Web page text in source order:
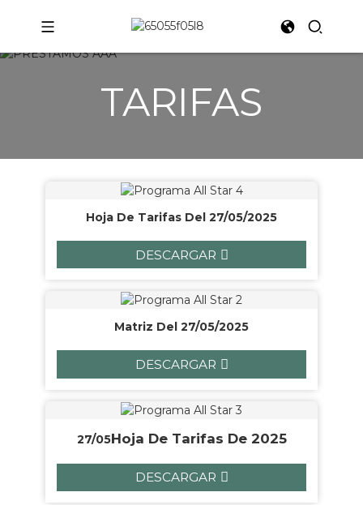
TARIFAS
Hoja De Tarifas Del 27/05/2025
DESCARGAR
Matriz Del 27/05/2025
DESCARGAR
27/05Hoja De Tarifas De 2025
DESCARGAR